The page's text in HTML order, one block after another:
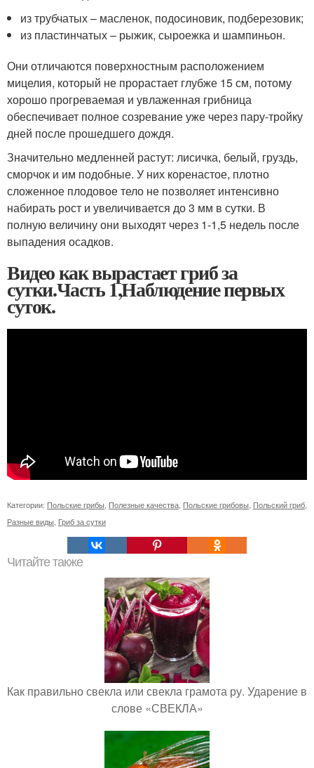
из трубчатых – масленок, подосиновик, подберезовик;
из пластинчатых – рыжик, сыроежка и шампиньон.
Они отличаются поверхностным расположением
мицелия, который не прорастает глубже 15 см, потому
хорошо прогреваемая и увлаженная грибница
обеспечивает полное созревание уже через пару-тройку
дней после прошедшего дождя.
Значительно медленней растут: лисичка, белый, груздь,
сморчок и им подобные. У них коренастое, плотно
сложенное плодовое тело не позволяет интенсивно
набирать рост и увеличивается до 3 мм в сутки. В
полную величину они выходят через 1-1,5 недель после
выпадения осадков.
Видео как вырастает гриб за
сутки.Часть 1,Наблюдение первых
суток.
Категории: Польские грибы Полезные качества Польские грибовы Польский гриб
Разные виды Гриб за сутки
Читайте также
Как правильно свекла или свекла грамота ру. Ударение в
слове «СВЕКЛА»